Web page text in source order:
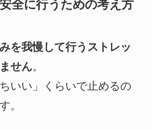
全に行うための考え方
を我慢して行うストレッ
せん。
いい」くらいで止めるの
。